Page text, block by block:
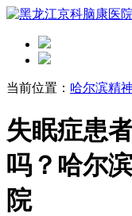
当前位置： 哈尔滨精
失眠症患
吗？哈尔
院